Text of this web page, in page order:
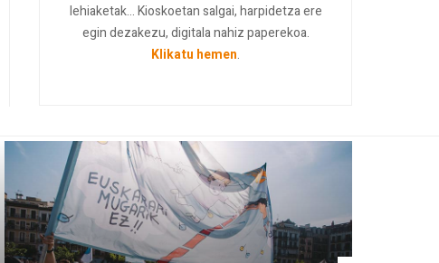
lehiaketak... Kioskoetan salgai, harpidetza ere
egin dezakezu, digitala nahiz paperekoa.
Klikatu hemen.